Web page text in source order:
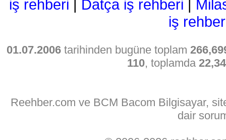
iş rehberi | Datça iş rehberi |
iş
01.07.2006tarihinden bugüne toplam
110, toplamda
Reehber.com ve BCM Bacom Bilgisayar,
dair